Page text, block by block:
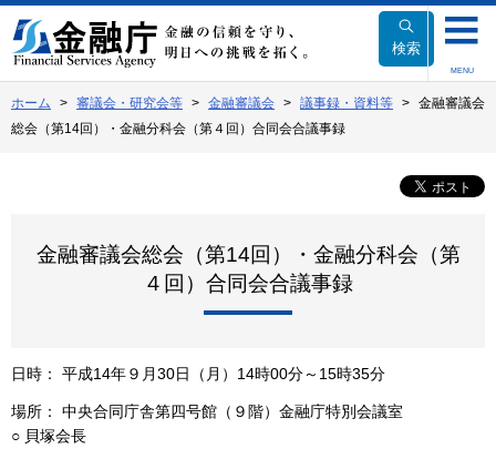
文
へ
動
検索
MENU
ホーム 審議会・研究会等 金融審議会 議事録・資料等
金融審議会
総会（第14回）・金融分科会（第４回）合同会合議事録
金融審議会総会（第14回）・金融分科会（第
４回）合同会合議事録
日時： 平成14年９月30日（月）14時00分～15時35分
場所： 中央合同庁舎第四号館（９階）金融庁特別会議室
○ 貝塚会長